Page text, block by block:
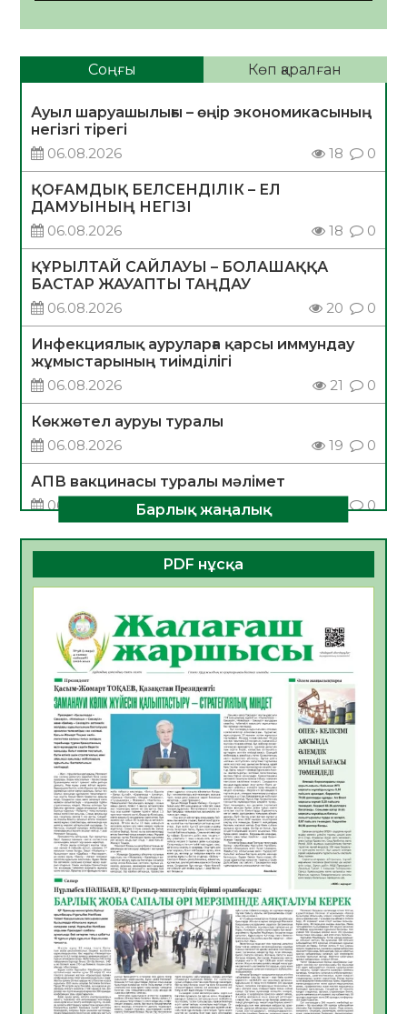
Соңғы Көп қаралған
Ауыл шаруашылығы – өңір экономикасының
негізгі тірегі
06.08.2026
18 0
ҚОҒАМДЫҚ БЕЛСЕНДІЛІК – ЕЛ
ДАМУЫНЫҢ НЕГІЗІ
06.08.2026
18 0
ҚҰРЫЛТАЙ САЙЛАУЫ – БОЛАШАҚҚА
БАСТАР ЖАУАПТЫ ТАҢДАУ
06.08.2026
20 0
Инфекциялық ауруларға қарсы иммундау
жұмыстарының тиімділігі
06.08.2026
21 0
Көкжөтел ауруы туралы
06.08.2026
19 0
АПВ вакцинасы туралы мәлімет
06.08.2026
0
Open Air: Қызылорда облысы полиция
департаменті 20 мыңнан астам
көрерменнің қауіпсіздігін қамтамасыз етті
ҚЫЗЫЛОРДАДА «САНАЛЫ ҰРПАҚ –
ЖАРҚЫН БОЛАШАҚ» АТТЫ КЕҢЕЙТІЛГЕН
МӘЖІЛІС ӨТТІ
05.08.2026
32
Қазақстан Орталық Азиядағы көшуге ең
қолайлы ел атанды
05.08.2026
33
Өрт қауіпсіздігі талаптарын сақтау – әр
азаматтың міндеті
05.08.2026
33
Руслан Рүстемұлы облыс әкімінің
кеңесшісі болып тағайындалды
05.08.2026
31
Цифрландыру саласын дамыту аясында
салынатын жаңа орталықтың жобасы
талқыланды
Барлық жаңалық
PDF нұсқа